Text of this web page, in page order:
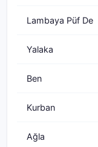
Lambaya Püf De
Yalaka
Ben
Kurban
Ağla